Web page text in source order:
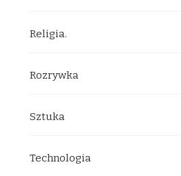
Religia.
Rozrywka
Sztuka
Technologia